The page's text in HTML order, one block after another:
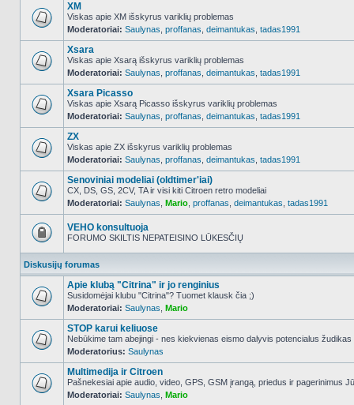
NO_UNREAD_POSTS
XM
Viskas apie XM išskyrus variklių problemas
Moderatoriai: Saulynas proffanas deimantukas tadas1991
NO_UNREAD_POSTS
Xsara
Viskas apie Xsarą išskyrus variklių problemas
Moderatoriai: Saulynas proffanas deimantukas tadas1991
NO_UNREAD_POSTS
Xsara Picasso
Viskas apie Xsarą Picasso išskyrus variklių problemas
Moderatoriai: Saulynas proffanas deimantukas tadas1991
NO_UNREAD_POSTS
ZX
Viskas apie ZX išskyrus variklių problemas
Moderatoriai: Saulynas proffanas deimantukas tadas1991
NO_UNREAD_POSTS
Senoviniai modeliai (oldtimer'iai)
CX, DS, GS, 2CV, TA ir visi kiti Citroen retro modeliai
Moderatoriai: Saulynas Mario proffanas deimantukas tadas1991
užrakintas
VEHO konsultuoja
FORUMO SKILTIS NEPATEISINO LŪKESČIŲ
Diskusijų forumas
NO_UNREAD_POSTS
Apie klubą "Citrina" ir jo renginius
Susidomėjai klubu "Citrina"? Tuomet klausk čia ;)
Moderatoriai: Saulynas Mario
NO_UNREAD_POSTS
STOP karui keliuose
Nebūkime tam abejingi - nes kiekvienas eismo dalyvis potencialus žudikas
Moderatorius: Saulynas
NO_UNREAD_POSTS
Multimedija ir Citroen
Pašnekesiai apie audio, video, GPS, GSM įrangą, priedus ir pagerinimus
Moderatoriai: Saulynas Mario